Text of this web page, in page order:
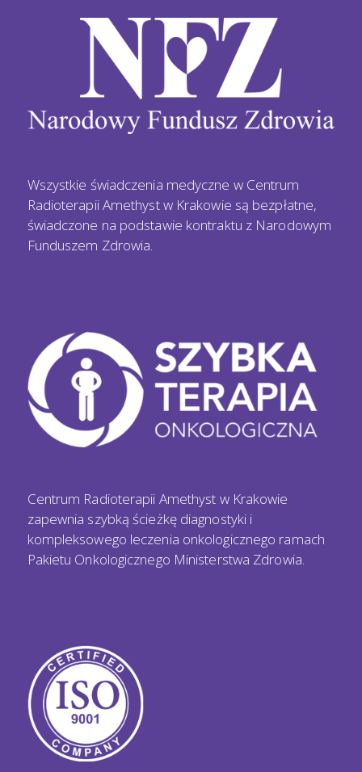
Wszystkie świadczenia medyczne w Centrum
Radioterapii Amethyst w Krakowie są bezpłatne,
świadczone na podstawie kontraktu z Narodowym
Funduszem Zdrowia.
Centrum Radioterapii Amethyst w Krakowie
zapewnia szybką ścieżkę diagnostyki i
kompleksowego leczenia onkologicznego ramach
Pakietu Onkologicznego Ministerstwa Zdrowia.